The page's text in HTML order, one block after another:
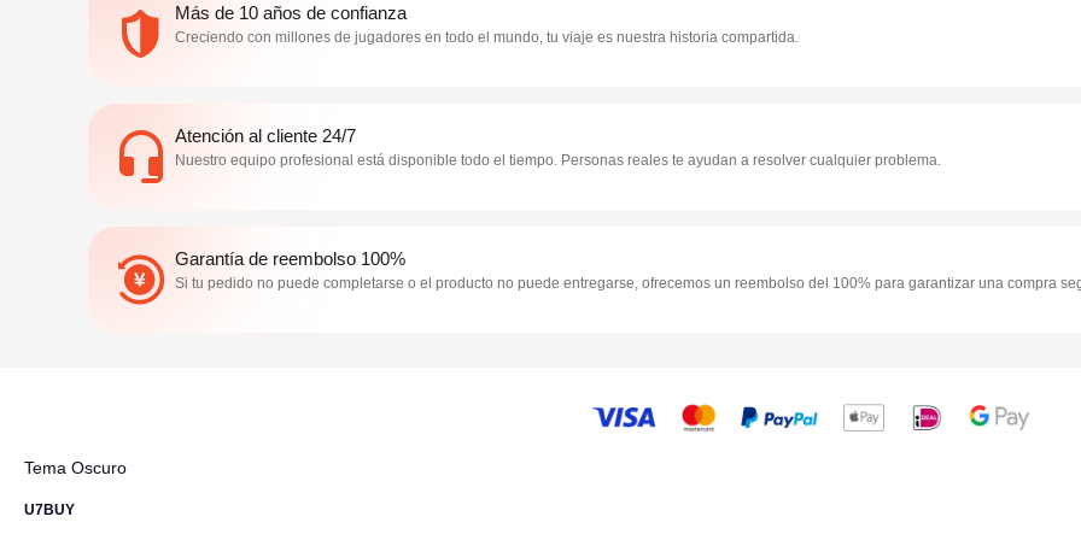
Más de 10 años de confianza
Creciendo con millones de jugadores en todo el mundo, tu viaje es nuestra historia compartida.
Atención al cliente 24/7
Nuestro equipo profesional está disponible todo el tiempo. Personas reales te ayudan a resolver cualquier problema.
Garantía de reembolso 100%
Si tu pedido no puede completarse o el producto no puede entregarse, ofrecemos un reembolso del 100% para garantizar una compra
Tema Oscuro
U7BUY